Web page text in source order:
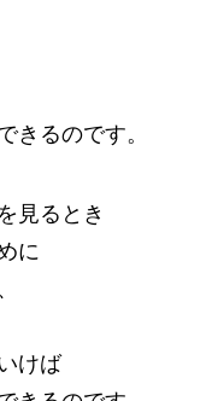
きるのです。
見るとき
に
けば